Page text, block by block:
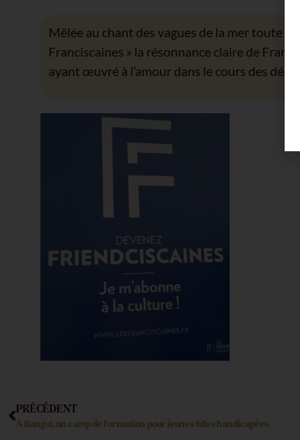
Mêlée au chant des vagues de la mer toute
Franciscaines » la résonnance claire de
ayant œuvré à l’amour dans le cours des
PRÉCÉDENT
A Bangui, un camp de formation pour jeunes filles handicapées.